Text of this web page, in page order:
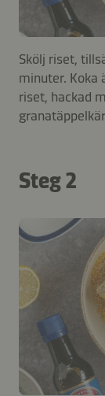
Skölj riset,
minuter. Koka
riset, hackad
Steg 2